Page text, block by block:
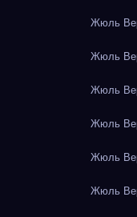
Жюль
Жюль
Жюль
Жюль
Жюль
Жюль